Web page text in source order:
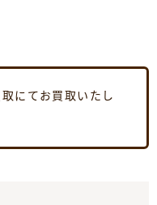
にてお買取いたし